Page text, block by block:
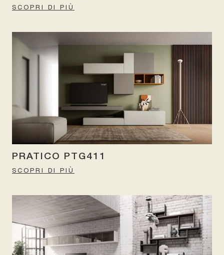
SCOPRI DI PIÙ
PRATICO PTG411
SCOPRI DI PIÙ